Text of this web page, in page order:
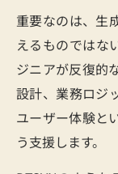
重要なのは、生
えるものではな
ジニアが反復的
設計、業務ロジ
ユーザー体験と
う支援します。